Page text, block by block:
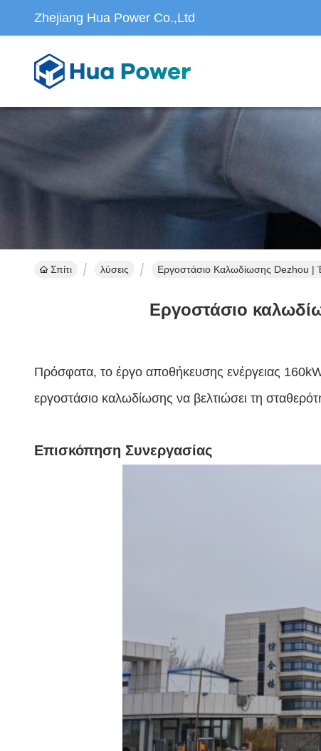
Zhejiang Hua Power Co.,Ltd
Σπίτι λύσεις Εργοστάσιο Καλωδίωσης Dezhou |
Εργοστάσιο
Πρόσφατα, το έργο αποθήκευσης ενέργειας
εργοστάσιο καλωδίωσης να βελτιώσει τη
Επισκόπηση Συνεργασίας